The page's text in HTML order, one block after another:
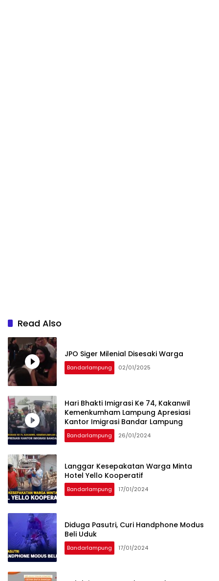
Read Also
JPO Siger Milenial Disesaki Warga
Bandarlampung 02/01/2025
Hari Bhakti Imigrasi Ke 74, Kakanwil
Kemenkumham Lampung Apresiasi
Kantor Imigrasi Bandar Lampung
Bandarlampung 26/01/2024
Langgar Kesepakatan Warga Minta
Hotel Yello Kooperatif
Bandarlampung 17/01/2024
Diduga Pasutri, Curi Handphone Modus
Beli Uduk
Bandarlampung 17/01/2024